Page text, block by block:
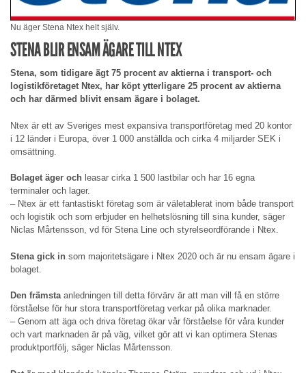
Nu äger Stena Ntex helt själv.
STENA BLIR ENSAM ÄGARE TILL NTEX
Stena, som tidigare ägt 75 procent av aktierna i transport- och
logistikföretaget Ntex, har köpt ytterligare 25 procent av aktierna
och har därmed blivit ensam ägare i bolaget.
Ntex är ett av Sveriges mest expansiva transportföretag med 20 kontor
i 12 länder i Europa, över 1 000 anställda och cirka 4 miljarder SEK i
omsättning.
Bolaget äger och leasar cirka 1 500 lastbilar och har 16 egna
terminaler och lager.
– Ntex är ett fantastiskt företag som är väletablerat inom både transport
och logistik och som erbjuder en helhetslösning till sina kunder, säger
Niclas Mårtensson, vd för Stena Line och styrelseordförande i Ntex.
Stena gick in som majoritetsägare i Ntex 2020 och är nu ensam ägare i
bolaget.
Den främstaanledningen till detta förvärv är att man vill få en större
förståelse för hur stora transportföretag verkar på olika marknader.
– Genom att äga och driva företag ökar vår förståelse för våra kunder
och vart marknaden är på väg, vilket gör att vi kan optimera Stenas
produktportfölj, säger Niclas Mårtensson.